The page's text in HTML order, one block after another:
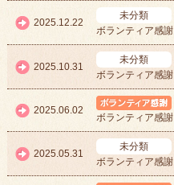
2025.12.22
未分類
ボランティア感謝
2025.10.31
未分類
ボランティア感謝
2025.06.02
ボランティア感謝
2025.05.31
未分類
ボランティア感謝